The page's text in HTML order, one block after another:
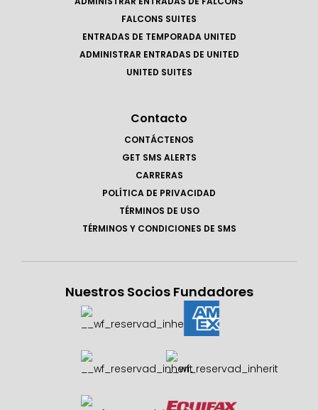
FALCONS SUITES
ENTRADAS DE TEMPORADA UNITED
ADMINISTRAR ENTRADAS DE UNITED
UNITED SUITES
Contacto
CONTÁCTENOS
GET SMS ALERTS
CARRERAS
POLÍTICA DE PRIVACIDAD
TÉRMINOS DE USO
TÉRMINOS Y CONDICIONES DE SMS
Nuestros Socios Fundadores